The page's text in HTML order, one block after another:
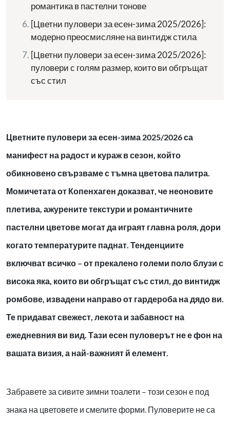
романтика в пастелни тонове
[Цветни пуловери за есен-зима 2025/2026]:
модерно преосмисляне на винтидж стила
[Цветни пуловери за есен-зима 2025/2026]:
пуловери с голям размер, които ви обгръщат
със стил
Цветните пуловери за есен-зима 2025/2026 са
манифест на радост и кураж в сезон, който
обикновено свързваме с тъмна цветова палитра.
Момичетата от Копенхаген доказват, че неоновите
плетива, ажурените текстури и романтичните
пастелни цветове могат да играят главна роля, дори
когато температурите паднат. Тенденциите
включват всичко – от прекалено големи поло блузи с
висока яка, които ви обгръщат със стил, до винтидж
ромбове, извадени направо от гардероба на дядо ви.
Те придават свежест, лекота и забавност на
ежедневния ви вид. Тази есен пуловерът не е фон на
вашата визия, а най-важният й елемент.
Забравете за сивите зимни тоалети – този сезон е под
знака на цветовете и смелите форми. Пуловерите не са